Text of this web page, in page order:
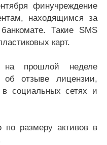
финучреждение
находящимся за
Такие SMS
карт.
на прошлой неделе
об отзыве лицензии,
в социальных сетях и
по размеру активов в